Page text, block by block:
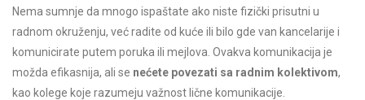
Nema sumnje da mnogo ispaštate ako niste fizički prisutni u
radnom okruženju, već radite od kuće ili bilo gde van kancelarije i
komunicirate putem poruka ili mejlova. Ovakva komunikacija je
možda efikasnija, ali se nećete povezati sa radnim kolektivom,
kao kolege koje razumeju važnost lične komunikacije.